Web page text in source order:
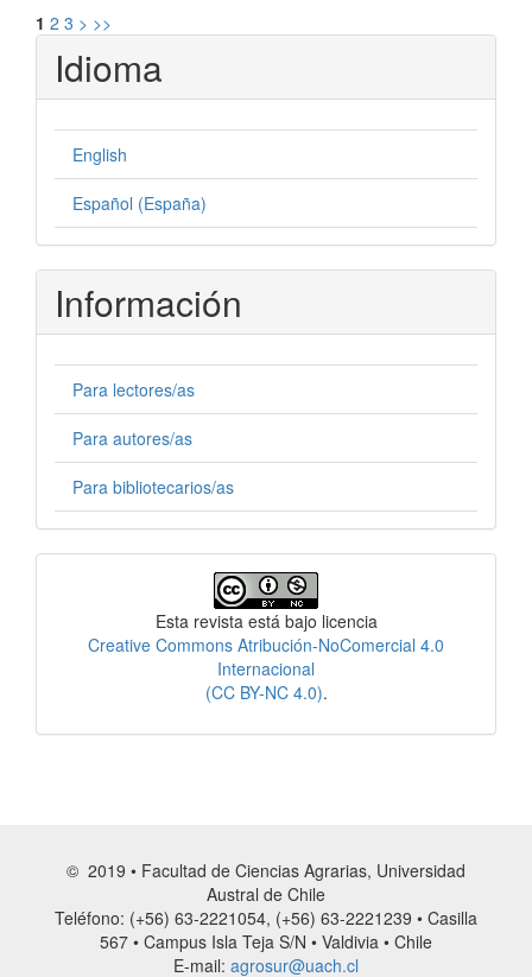
1 2 3 > >>
Idioma
English
Español (España)
Información
Para lectores/as
Para autores/as
Para bibliotecarios/as
Esta revista está bajo licencia
Creative Commons Atribución-NoComercial 4.0
Internacional
(CC BY-NC 4.0).
© 2019 • Facultad de Ciencias Agrarias, Universidad
Austral de Chile
Teléfono: (+56) 63-2221054, (+56) 63-2221239 • Casilla
567 • Campus Isla Teja S/N • Valdivia • Chile
E-mail: agrosur@uach.cl